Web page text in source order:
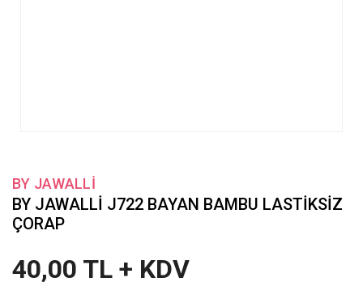
BY JAWALLİ
BY JAWALLİ J722 BAYAN BAMBU LASTİKSİZ
ÇORAP
40,00 TL + KDV